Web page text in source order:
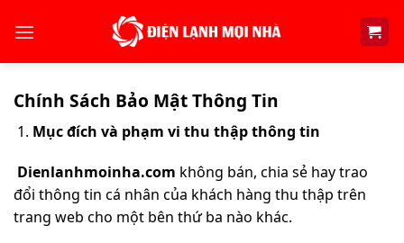
Chính Sách Bảo Mật Thông Tin
Mục đích và phạm vi thu thập thông tin
Dienlanhmoinha.com không bán, chia sẻ hay trao
đổi thông tin cá nhân của khách hàng thu thập trên
trang web cho một bên thứ ba nào khác.